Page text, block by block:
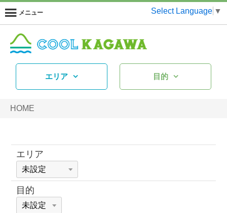
メニュー Select Language ▼
エリア 目的
HOME
エリア
目的